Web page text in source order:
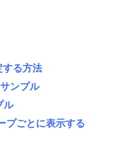
する方法
ンプル
ル
プごとに表示する